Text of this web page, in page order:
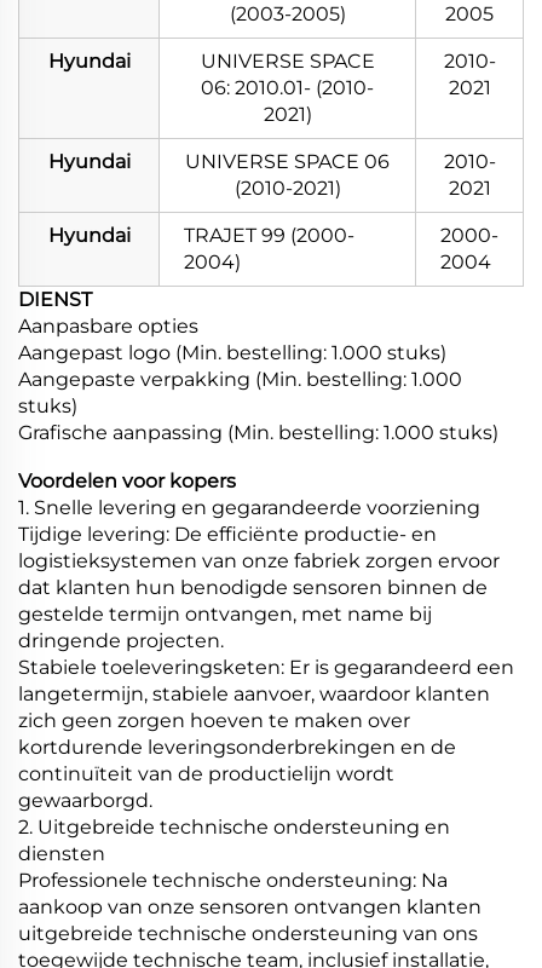
(2003-2005)
2005
Hyundai
UNIVERSE SPACE
06: 2010.01- (2010-
2021)
2010-
2021
Hyundai
UNIVERSE SPACE 06
(2010-2021)
2010-
2021
Hyundai
TRAJET 99 (2000-
2004)
2000-
2004
DIENST
Aanpasbare opties
Aangepast logo (Min. bestelling: 1.000 stuks)
Aangepaste verpakking (Min. bestelling: 1.000
stuks)
Grafische aanpassing (Min. bestelling: 1.000 stuks)
Voordelen voor kopers
1. Snelle levering en gegarandeerde voorziening
Tijdige levering: De efficiënte productie- en
logistieksystemen van onze fabriek zorgen ervoor
dat klanten hun benodigde sensoren binnen de
gestelde termijn ontvangen, met name bij
dringende projecten.
Stabiele toeleveringsketen: Er is gegarandeerd een
langetermijn, stabiele aanvoer, waardoor klanten
zich geen zorgen hoeven te maken over
kortdurende leveringsonderbrekingen en de
continuïteit van de productielijn wordt
gewaarborgd.
2. Uitgebreide technische ondersteuning en
diensten
Professionele technische ondersteuning: Na
aankoop van onze sensoren ontvangen klanten
uitgebreide technische ondersteuning van ons
toegewijde technische team, inclusief installatie,